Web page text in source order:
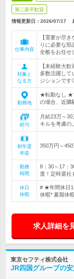
第二新卒歓迎
情報更新日：2026/07/17
仕事内容
【需要が尽
りに必要な部
全般をお任せ
対象と
なる方
【未経験大
多数活躍して
ジションで
勤務地
★転勤なし ★
の場合、近隣
給与
月給23万～
キルを考慮の
初年度
年収
350万円～450
勤務
時間
8：30～17：
度！定時退社
休日
休暇
# ★年間休日
休暇* 夏期休
求人詳細を
東京セフティ株式会社
JR四国グループの